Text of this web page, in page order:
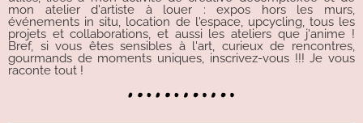
mon atelier d'artiste à louer : expos hors les murs,
événements in situ, location de l'espace, upcycling, tous les
projets et collaborations, et aussi les ateliers que j'anime !
Bref, si vous êtes sensibles à l'art, curieux de rencontres,
gourmands de moments uniques, inscrivez-vous !!! Je vous
raconte tout !